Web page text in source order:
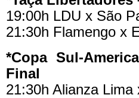
19:00h LDU x São
21:30h Flamengo x
*Copa Sul-
Final
21:30h Alianza Lima